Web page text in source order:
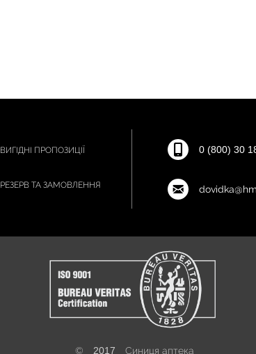
ВИГІДНІ ПРОПОЗИЦІЇ
РЕЗЕРВ ТА ЗАМОВЛЕННЯ
0 (800) 30
© 2017 Синиця аптека